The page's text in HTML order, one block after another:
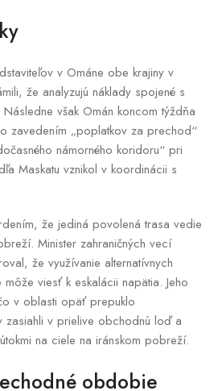
v Ománe obe krajiny v
že analyzujú náklady spojené s
však Omán koncom týždňa
zavedením „poplatkov za prechod“
námorného koridoru“ pri
Maskatu vznikol v koordinácii s
že jediná povolená trasa vedie
Minister zahraničných vecí
že využívanie alternatívnych
viesť k eskalácii napätia. Jeho
v oblasti opäť prepuklo
zasiahli v prielive obchodnú loď a
na ciele na iránskom pobreží.
obdobie